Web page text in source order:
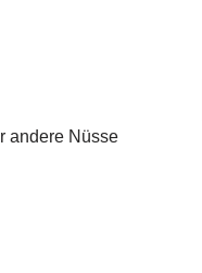
andere Nüsse